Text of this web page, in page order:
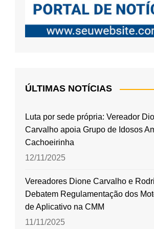
ÚLTIMAS NOTÍCIAS
Luta por sede própria: Vereador
Carvalho apoia Grupo de Idosos
Cachoeirinha
12/11/2025
Vereadores Dione Carvalho e
Debatem Regulamentação dos
de Aplicativo na CMM
11/11/2025